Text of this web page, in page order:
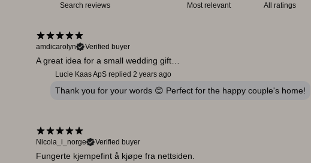
amdicarolyn
Verified buyer
A great idea for a small wedding gift…
Lucie Kaas ApS replied 2 years ago
Thank you for your words 😊 Perfect for the happy couple's home!
Nicola_i_norge
Verified buyer
Fungerte kjempefint å kjøpe fra nettsiden.